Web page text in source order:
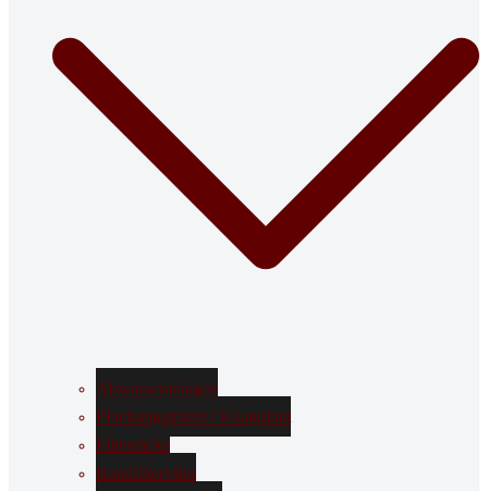
Abwasseranlagen
Flockungsmittel / Koagulant
Filtersäcke
Bandfiltervlies